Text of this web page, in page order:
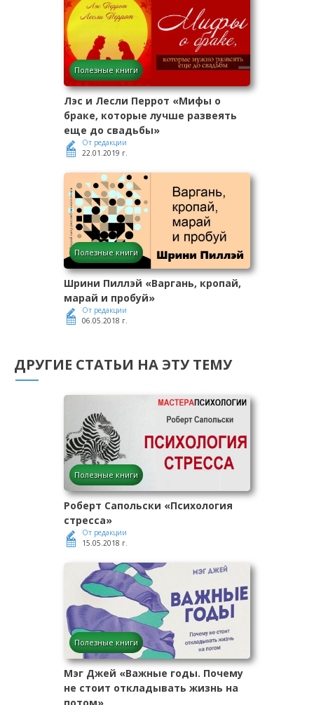
Полезные книги
Лэс и Лесли Перрот «Мифы о
браке, которые лучше развеять
еще до свадьбы»
От редакции
22.01.2019 г.
Полезные книги
Шрини Пиллэй «Варгань, кропай,
марай и пробуй»
От редакции
06.05.2018 г.
ДРУГИЕ СТАТЬИ НА ЭТУ ТЕМУ
Полезные книги
Роберт Сапольски «Психология
стресса»
От редакции
15.05.2018 г.
Полезные книги
Мэг Джей «Важные годы. Почему
не стоит откладывать жизнь на